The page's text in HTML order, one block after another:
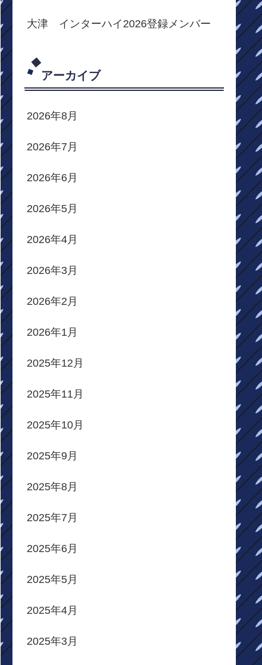
大津 インターハイ2026登録メンバー
アーカイブ
2026年8月
2026年7月
2026年6月
2026年5月
2026年4月
2026年3月
2026年2月
2026年1月
2025年12月
2025年11月
2025年10月
2025年9月
2025年8月
2025年7月
2025年6月
2025年5月
2025年4月
2025年3月